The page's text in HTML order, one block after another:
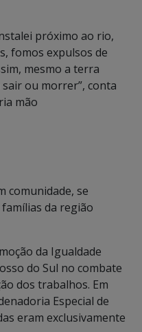
próximo ao rio,
fomos expulsos de
mesmo a terra
ou morrer”, conta
mão
comunidade, se
da região
da Igualdade
do Sul no combate
dos trabalhos. Em
Especial de
eram exclusivamente